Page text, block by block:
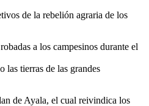
de la rebelión agraria de los
a los campesinos durante el
las tierras de las grandes
de Ayala, el cual reivindica los